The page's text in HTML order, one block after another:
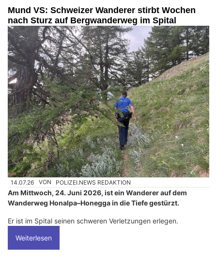
Mund VS: Schweizer Wanderer stirbt Wochen
nach Sturz auf Bergwanderweg im Spital
14.07.26 VON POLIZEI.NEWS REDAKTION
Am Mittwoch, 24. Juni 2026, ist ein Wanderer auf dem
Wanderweg Honalpa–Honegga in die Tiefe gestürzt.
Er ist im Spital seinen schweren Verletzungen erlegen.
Weiterlesen